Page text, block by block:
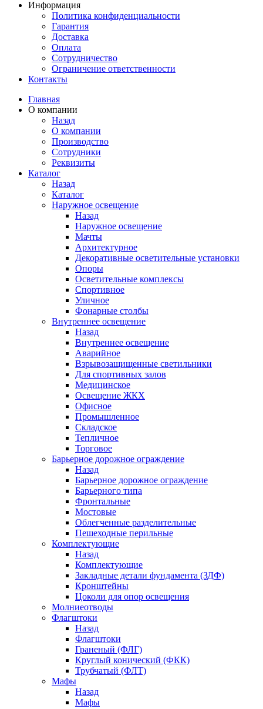
Информация
Политика конфиденциальности
Гарантия
Доставка
Оплата
Сотрудничество
Ограничение ответственности
Контакты
Главная
О компании
Назад
О компании
Производство
Сотрудники
Реквизиты
Каталог
Назад
Каталог
Наружное освещение
Назад
Наружное освещение
Мачты
Архитектурное
Декоративные осветительные установки
Опоры
Осветительные комплексы
Спортивное
Уличное
Фонарные столбы
Внутреннее освещение
Назад
Внутреннее освещение
Аварийное
Взрывозащищенные светильники
Для спортивных залов
Медицинское
Освещение ЖКХ
Офисное
Промышленное
Складское
Тепличное
Торговое
Барьерное дорожное ограждение
Назад
Барьерное дорожное ограждение
Барьерного типа
Фронтальные
Мостовые
Облегченные разделительные
Пешеходные перильные
Комплектующие
Назад
Комплектующие
Закладные детали фундамента (ЗДФ)
Кронштейны
Цоколи для опор освещения
Молниеотводы
Флагштоки
Назад
Флагштоки
Граненый (ФЛГ)
Круглый конический (ФКК)
Трубчатый (ФЛТ)
Мафы
Назад
Мафы